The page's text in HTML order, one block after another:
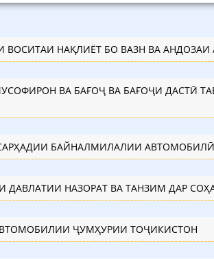
НАҚЛИЁТ БО ВАЗН ВА
ВА БАҒОҶ ВА БАҒОҶИ ДАСТӢ
БАЙНАЛМИЛАЛИИ АВТОМОБИЛӢ
НАЗОРАТ ВА ТАНЗИМ ДАР
ҶУМҲУРИИ ТОҶИКИСТОН